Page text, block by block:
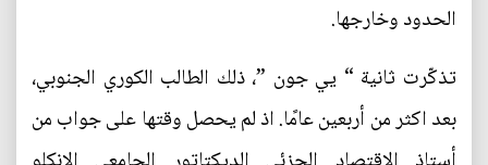
الحدود وخارجها.
تذكّرت ثانية “ يي جون ”، ذلك الطالب الكوري الجنوبي،
بعد اكثر من أربعين عامًا. اذ لم يحصل وقتها على جواب من